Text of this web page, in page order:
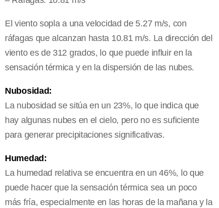
El viento sopla a una velocidad de 5.27 m/s, con
ráfagas que alcanzan hasta 10.81 m/s. La dirección del
viento es de 312 grados, lo que puede influir en la
sensación térmica y en la dispersión de las nubes.
Nubosidad:
La nubosidad se sitúa en un 23%, lo que indica que
hay algunas nubes en el cielo, pero no es suficiente
para generar precipitaciones significativas.
Humedad:
La humedad relativa se encuentra en un 46%, lo que
puede hacer que la sensación térmica sea un poco
más fría, especialmente en las horas de la mañana y la